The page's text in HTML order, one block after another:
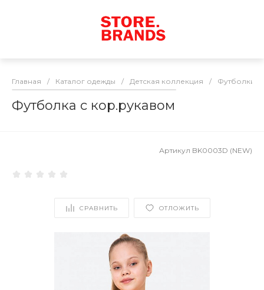
Главная / Каталог одежды / Детская коллекция / Футболки
Футболка с кор.рукавом
Артикул BK0003D (NEW)
СРАВНИТЬ ОТЛОЖИТЬ